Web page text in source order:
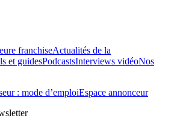
franchiseActualités de la
et guidesPodcastsInterviews vidéoNos
: mode d’emploiEspace annonceur